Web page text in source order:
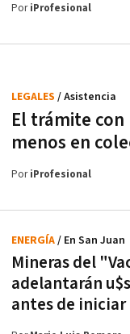
PoriProfesional
El trámite con
menos en
LEGALES / Asistencia
PoriProfesional
Mineras del
adelantarán
antes de
ENERGÍA/ En San Juan